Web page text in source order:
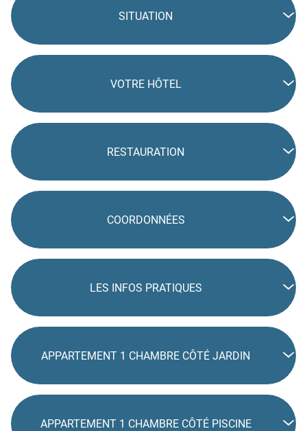
SITUATION
VOTRE HÔTEL
RESTAURATION
COORDONNÉES
LES INFOS PRATIQUES
APPARTEMENT 1 CHAMBRE CÔTÉ JARDIN
APPARTEMENT 1 CHAMBRE CÔTÉ PISCINE